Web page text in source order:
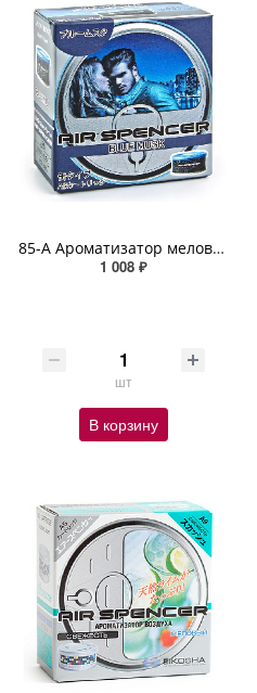
85-A Ароматизатор меловой BLUE MUSK SPIRIT REFILL
1 008 ₽
шт
В корзину